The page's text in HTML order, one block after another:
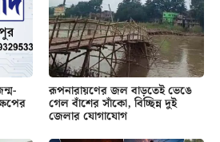
রূপনারায়ণের জল বাড়তেই ভেঙে
গেল বাঁশের সাঁকো, বিচ্ছিন্ন দুই
জেলার যোগাযোগ